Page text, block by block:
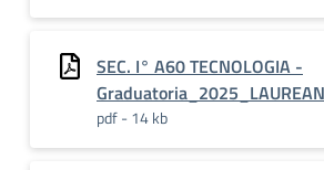
SEC. I° A60 TECNOLOGIA -
pdf - 14 kb